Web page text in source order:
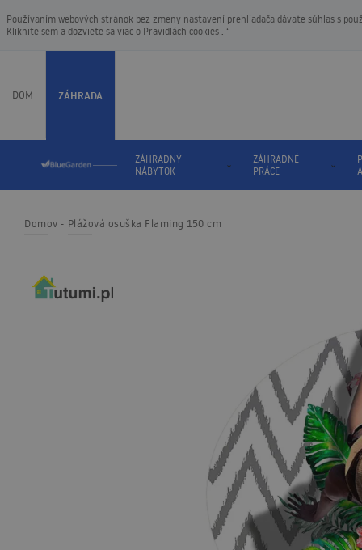
Používaním webových stránok bez zmeny nastavení prehliadača dávate súhlas s
Kliknite sem a dozviete sa viac o Pravidlách cookies . ‘
DOM ZÁHRADA
ZÁHRADNÝ
NÁBYTOK
ZÁHRADNÉ
PRÁCE
Domov Plážová osuška Flaming 150 cm